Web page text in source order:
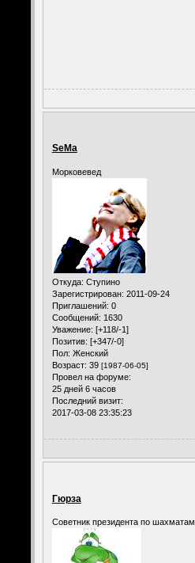
SeMa
Морковевед
Откуда: Ступино
Зарегистрирован: 2011-09-24
Приглашений: 0
Сообщений: 1630
Уважение: [+118/-1]
Позитив: [+347/-0]
Пол: Женский
Возраст: 39 [1987-06-05]
Провел на форуме:
25 дней 6 часов
Последний визит:
2017-03-08 23:35:23
Гюрза
Советник президента по шахматам